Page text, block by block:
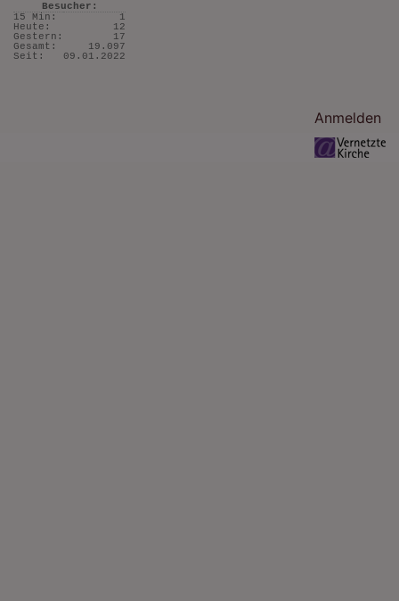
Besucher:
15 Min:
1
Heute:
12
Gestern:
17
Gesamt:
19.097
Seit:
09.01.2022
Anmelden